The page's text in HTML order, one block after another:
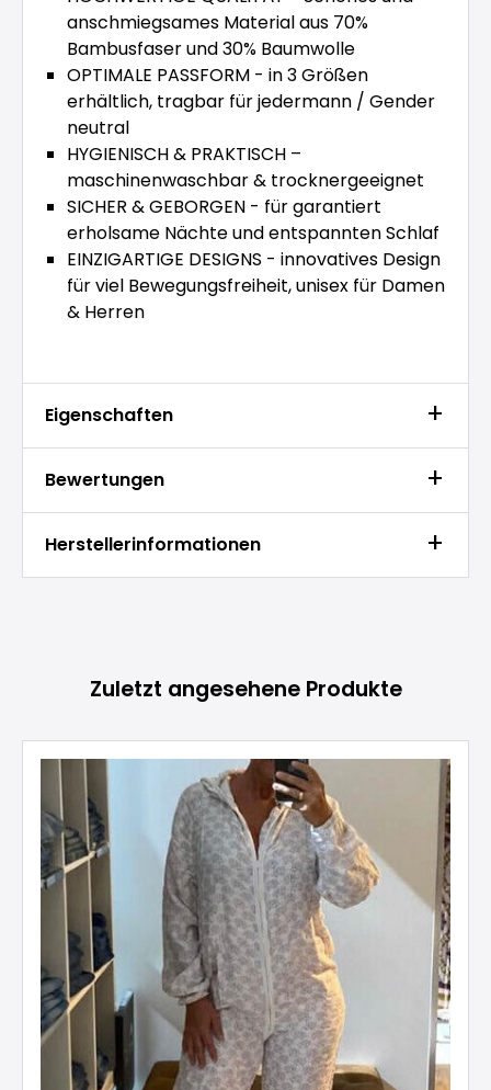
anschmiegsames Material aus 70%
Bambusfaser und 30% Baumwolle
OPTIMALE PASSFORM - in 3 Größen
erhältlich, tragbar für jedermann / Gender
neutral
HYGIENISCH & PRAKTISCH –
maschinenwaschbar & trocknergeeignet
SICHER & GEBORGEN - für garantiert
erholsame Nächte und entspannten Schlaf
EINZIGARTIGE DESIGNS - innovatives Design
für viel Bewegungsfreiheit, unisex für Damen
& Herren
Eigenschaften
Bewertungen
Herstellerinformationen
Zuletzt angesehene Produkte